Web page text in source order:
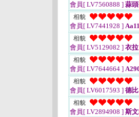
會員[ LV7560888 ] 蒜
相貌
會員[ LV7441928 ]
相貌
會員[ LV5129082 ] 衣拉
相貌
會員[ LV7644664 ]
相貌
會員[ LV6017593 ] 德比
相貌
會員[ LV2894908 ] 斯